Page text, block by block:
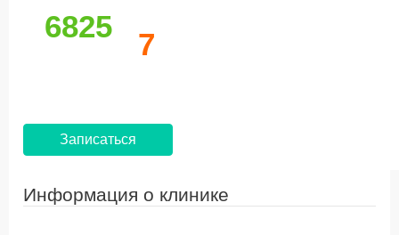
6825
7
Записаться
Информация о клинике